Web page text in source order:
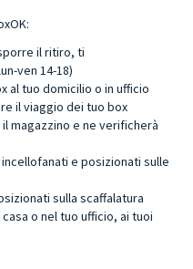
il ritiro, ti
ven 14-18)
al tuo domicilio o in ufficio
il viaggio dei tuo box
magazzino e ne verificherà
e posizionati sulle
sulla scaffalatura
o nel tuo ufficio, ai tuoi